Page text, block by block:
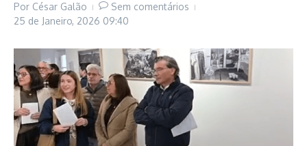
Por César Galão
Sem comentários
25 de Janeiro, 2026 09:40